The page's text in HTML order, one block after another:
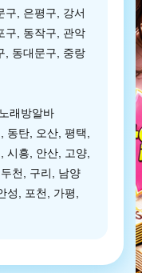
구, 은평구, 강서
구, 동작구, 관악
, 동대문구, 중랑
래방알바
동탄, 오산, 평택,
시흥, 안산, 고양,
천, 구리, 남양
성, 포천, 가평,